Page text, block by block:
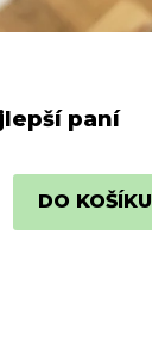
paní
DO KOŠÍKU